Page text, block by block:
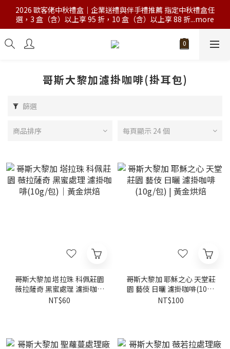
2026 歐客佬中秋禮盒｜企業送禮與伴手禮推薦 指定中秋禮盒任
選，3 盒（含）以上享 95 折，10 盒（含）以上享 88 折...more
哥斯大黎加濾掛咖啡(掛耳包)
篩選
商品排序 每頁顯示 24 個
哥斯大黎加 塔拉珠 科佩莊園
薇拉薩奇 黑蜜處理 濾掛咖啡
(10g/包)｜黃金烘焙
NT$60
哥斯大黎加 耶穌之心 天堂莊
園 藝伎 日曬 濾掛咖啡(10g/
包) | 黃金烘焙
NT$100